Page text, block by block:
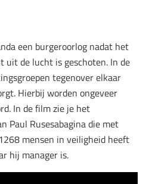
een burgeroorlog nadat het
uit de lucht is geschoten. In de
tegenover elkaar
Hierbij worden ongeveer
In de film zie je het
Paul Rusesabagina die met
mensen in veiligheid heeft
hij manager is.